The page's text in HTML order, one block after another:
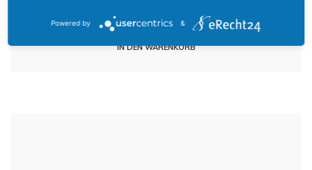
incl. MwSt.
IN DEN WARENKORB
Powered by &